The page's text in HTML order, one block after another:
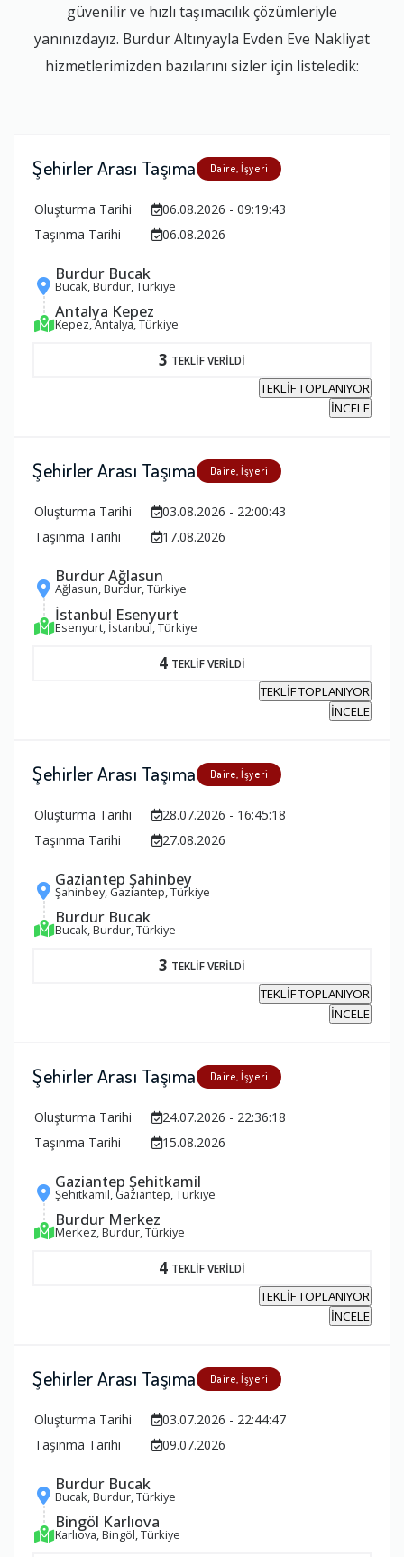
güvenilir ve hızlı taşımacılık çözümleriyle
yanınızdayız. Burdur Altınyayla Evden Eve Nakliyat
hizmetlerimizden bazılarını sizler için listeledik:
Şehirler Arası Taşıma Daire, İşyeri
Oluşturma Tarihi
06.08.2026 - 09:19:43
Taşınma Tarihi
06.08.2026
Burdur Bucak
Bucak, Burdur, Türkiye
Antalya Kepez
Kepez, Antalya, Türkiye
3 TEKLİF VERİLDİ
TEKLİF TOPLANIYOR
İNCELE
Şehirler Arası Taşıma Daire, İşyeri
Oluşturma Tarihi
03.08.2026 - 22:00:43
Taşınma Tarihi
17.08.2026
Burdur Ağlasun
Ağlasun, Burdur, Türkiye
İstanbul Esenyurt
Esenyurt, İstanbul, Türkiye
4 TEKLİF VERİLDİ
TEKLİF TOPLANIYOR
İNCELE
Şehirler Arası Taşıma Daire, İşyeri
Oluşturma Tarihi
28.07.2026 - 16:45:18
Taşınma Tarihi
27.08.2026
Gaziantep Şahinbey
Şahinbey, Gaziantep, Türkiye
Burdur Bucak
Bucak, Burdur, Türkiye
3 TEKLİF VERİLDİ
TEKLİF TOPLANIYOR
İNCELE
Şehirler Arası Taşıma Daire, İşyeri
Oluşturma Tarihi
24.07.2026 - 22:36:18
Taşınma Tarihi
15.08.2026
Gaziantep Şehitkamil
Şehitkamil, Gaziantep, Türkiye
Burdur Merkez
Merkez, Burdur, Türkiye
4 TEKLİF VERİLDİ
TEKLİF TOPLANIYOR
İNCELE
Şehirler Arası Taşıma Daire, İşyeri
Oluşturma Tarihi
03.07.2026 - 22:44:47
Taşınma Tarihi
09.07.2026
Burdur Bucak
Bucak, Burdur, Türkiye
Bingöl Karlıova
Karlıova, Bingöl, Türkiye